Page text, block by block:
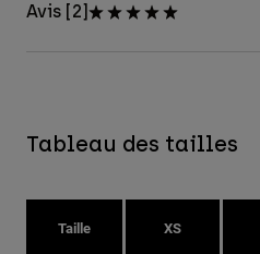
Avis [2]
Tableau des tailles
Taille XS